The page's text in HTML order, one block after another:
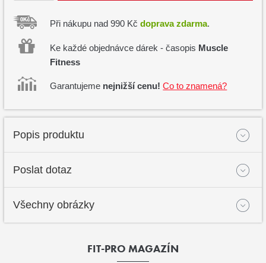
Při nákupu nad 990 Kčdoprava zdarma.
Ke každé objednávce dárek - časopis Muscle
Fitness
Garantujeme nejnižší cenu! Co to znamená?
Popis produktu
Poslat dotaz
Všechny obrázky
FIT-PRO MAGAZÍN